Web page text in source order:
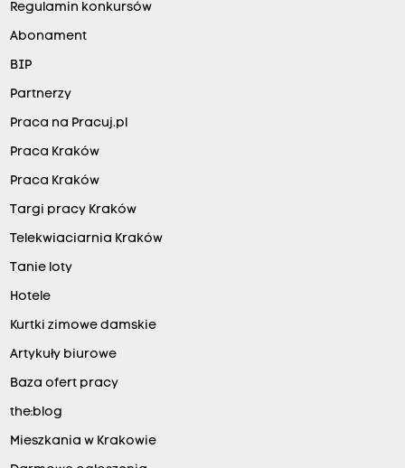
Regulamin konkursów
Abonament
BIP
Partnerzy
Praca na Pracuj.pl
Praca Kraków
Praca Kraków
Targi pracy Kraków
Telekwiaciarnia Kraków
Tanie loty
Hotele
Kurtki zimowe damskie
Artykuły biurowe
Baza ofert pracy
the:blog
Mieszkania w Krakowie